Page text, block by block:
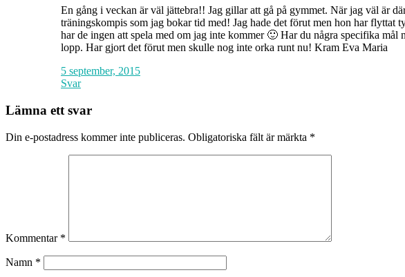
En gång i veckan är väl jättebra!! Jag gillar att gå på gymmet. När jag väl är
träningskompis som jag bokar tid med! Jag hade det förut men hon har flyttat
har de ingen att spela med om jag inte kommer 🙂 Har du några specifika
lopp. Har gjort det förut men skulle nog inte orka runt nu! Kram Eva Maria
5 september, 2015
Svar
Lämna ett svar
Din e-postadress kommer inte publiceras. Obligatoriska fält är märkta *
Kommentar *
Namn *